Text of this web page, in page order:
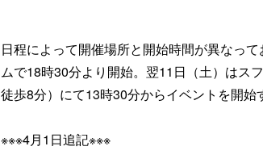
日程によって開催場所と開始時間が異なっ
ムで18時30分より開始。翌11日（土）はス
徒歩8分）にて13時30分からイベントを開始
※※※4月1日追記※※※